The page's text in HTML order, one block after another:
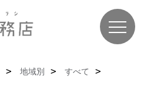
地域別
すべて